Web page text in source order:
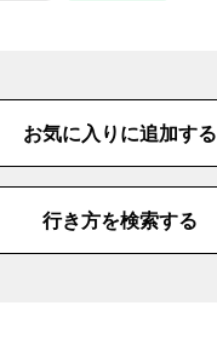
お気に入りに追加する
行き方を検索する